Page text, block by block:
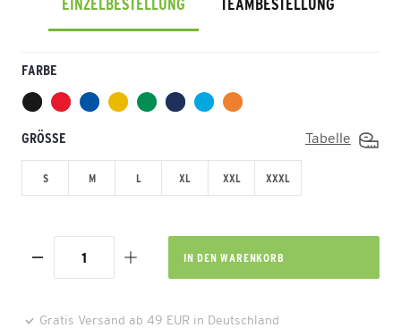
EINZELBESTELLUNG TEAMBESTELLUNG
FARBE
GRÖSSE Tabelle
S M L XL XXL XXXL
IN DEN WARENKORB
Gratis Versand ab 49 EUR in Deutschland